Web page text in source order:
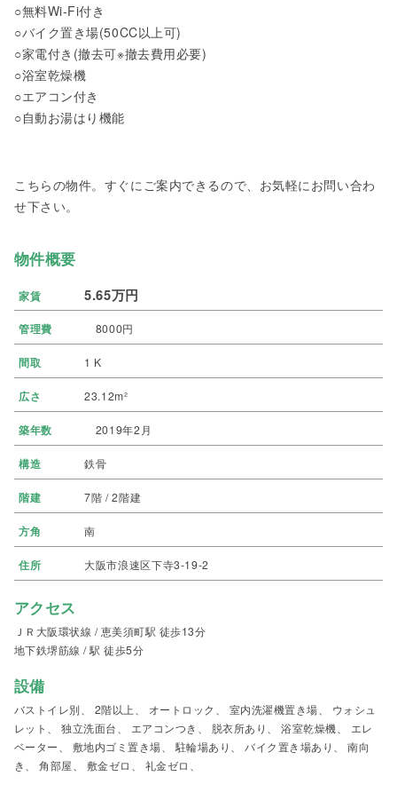
○無料Wi-Fi付き
○バイク置き場(50CC以上可)
○家電付き(撤去可※撤去費用必要)
○浴室乾燥機
○エアコン付き
○自動お湯はり機能
こちらの物件。すぐにご案内できるので、お気軽にお問い合わ
せ下さい。
物件概要
家賃 5.65万円
管理費 8000円
間取 1 K
広さ 23.12m²
築年数 2019年2月
構造 鉄骨
階建 7階 / 2階建
方角 南
住所 大阪市浪速区下寺3-19-2
アクセス
ＪＲ大阪環状線 / 恵美須町駅 徒歩13分
地下鉄堺筋線 / 駅 徒歩5分
設備
バストイレ別、 2階以上、 オートロック、 室内洗濯機置き場、 ウォシュ
レット、 独立洗面台、 エアコンつき、 脱衣所あり、 浴室乾燥機、 エレ
ベーター、 敷地内ゴミ置き場、 駐輪場あり、 バイク置き場あり、 南向
き、 角部屋、 敷金ゼロ、 礼金ゼロ、